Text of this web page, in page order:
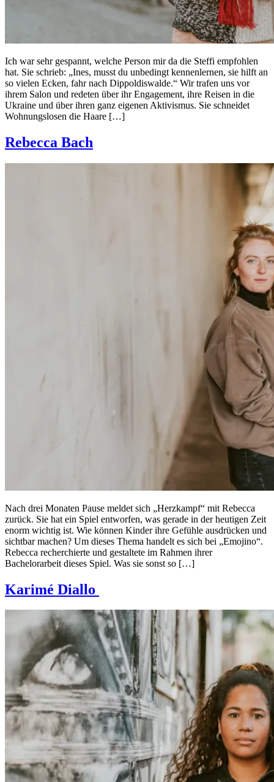
Ich war sehr gespannt, welche Person mir da die Steffi empfohlen
hat. Sie schrieb: „Ines, musst du unbedingt kennenlernen, sie hilft an
so vielen Ecken, fahr nach Dippoldiswalde.“ Wir trafen uns vor
ihrem Salon und redeten über ihr Engagement, ihre Reisen in die
Ukraine und über ihren ganz eigenen Aktivismus. Sie schneidet
Wohnungslosen die Haare […]
Rebecca Bach
Nach drei Monaten Pause meldet sich „Herzkampf“ mit Rebecca
zurück. Sie hat ein Spiel entworfen, was gerade in der heutigen Zeit
enorm wichtig ist. Wie können Kinder ihre Gefühle ausdrücken und
sichtbar machen? Um dieses Thema handelt es sich bei „Emojino“.
Rebecca recherchierte und gestaltete im Rahmen ihrer
Bachelorarbeit dieses Spiel. Was sie sonst so […]
Karimé Diallo